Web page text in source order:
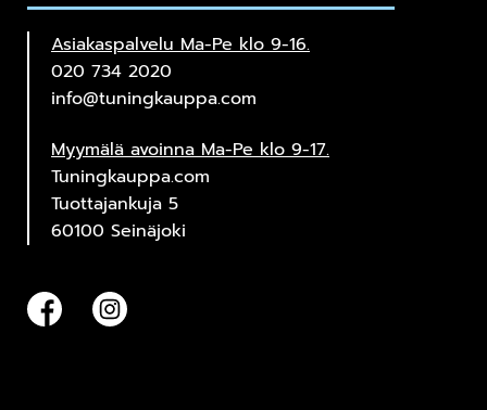
Asiakaspalvelu Ma-Pe klo 9-16.
020 734 2020
info@tuningkauppa.com
Myymälä avoinna Ma-Pe klo 9-17.
Tuningkauppa.com
Tuottajankuja 5
60100 Seinäjoki